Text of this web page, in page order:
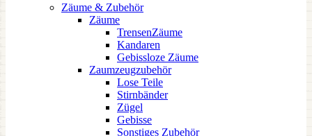
Zäume & Zubehör
Zäume
TrensenZäume
Kandaren
Gebissloze Zäume
Zaumzeugzubehör
Lose Teile
Stirnbänder
Zügel
Gebisse
Sonstiges Zubehör